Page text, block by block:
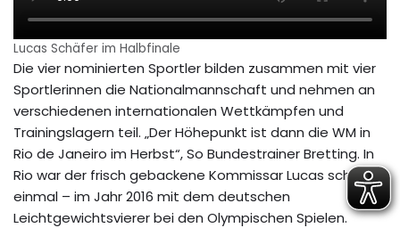
Lucas Schäfer im Halbfinale
Die vier nominierten Sportler bilden zusammen mit vier
Sportlerinnen die Nationalmannschaft und nehmen an
verschiedenen internationalen Wettkämpfen und
Trainingslagern teil. „Der Höhepunkt ist dann die WM in
Rio de Janeiro im Herbst“, So Bundestrainer Bretting. In
Rio war der frisch gebackene Kommissar Lucas schon
einmal – im Jahr 2016 mit dem deutschen
Leichtgewichtsvierer bei den Olympischen Spielen.